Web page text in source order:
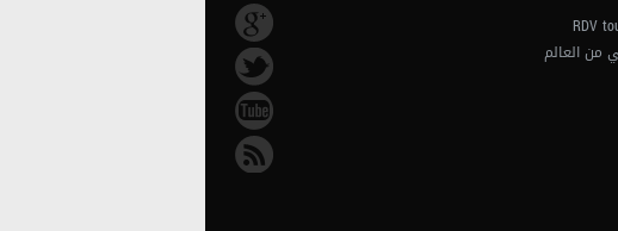
RDV
من العالم